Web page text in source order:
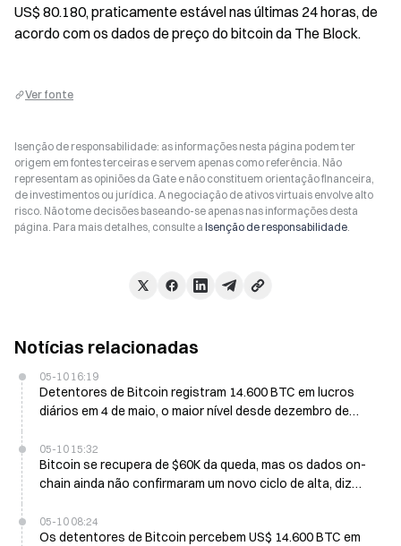
US$ 80.180, praticamente estável nas últimas 24 horas, de
acordo com os dados de preço do bitcoin da The Block.
Ver fonte
Isenção de responsabilidade: as informações nesta página podem ter
origem em fontes terceiras e servem apenas como referência. Não
representam as opiniões da Gate e não constituem orientação financeira,
de investimentos ou jurídica. A negociação de ativos virtuais envolve alto
risco. Não tome decisões baseando-se apenas nas informações desta
página. Para mais detalhes, consulte a Isenção de responsabilidade.
Notícias relacionadas
05-10 16:19
Detentores de Bitcoin registram 14.600 BTC em lucros
diários em 4 de maio, o maior nível desde dezembro de
05-10 15:32
Bitcoin se recupera de $60K da queda, mas os dados on-
chain ainda não confirmaram um novo ciclo de alta, diz
05-10 08:24
Os detentores de Bitcoin percebem US$ 14.600 BTC em